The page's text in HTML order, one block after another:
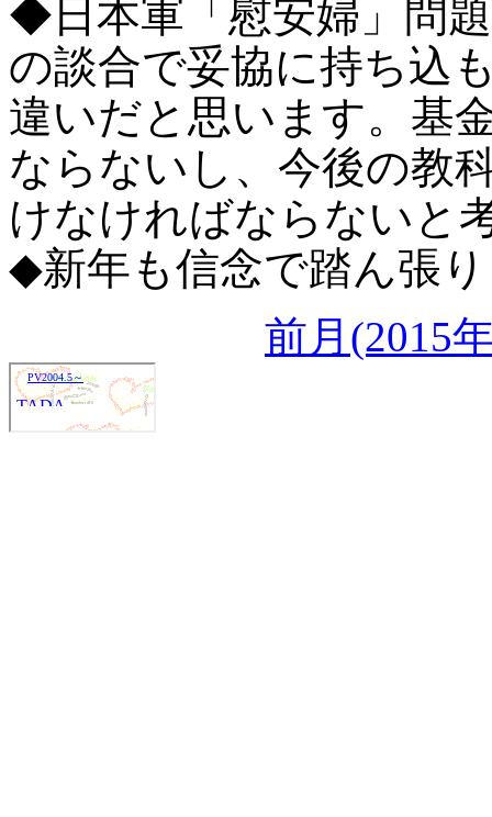
◆日本軍「慰安婦」問
の談合で妥協に持ち込
違いだと思います。基
ならないし、今後の教
けなければならないと
◆新年も信念で踏ん張
前月(2015